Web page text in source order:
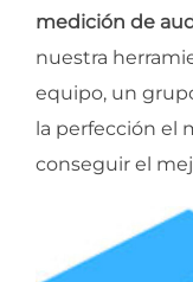
medición de
nuestra
equipo, un
la perfección el
conseguir el